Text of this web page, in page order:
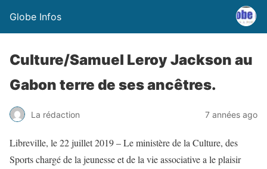
Globe Infos
Culture/Samuel Leroy Jackson au
Gabon terre de ses ancêtres.
La rédaction 7 années ago
Libreville, le 22 juillet 2019 – Le ministère de la Culture, des
Sports chargé de la jeunesse et de la vie associative a le plaisir